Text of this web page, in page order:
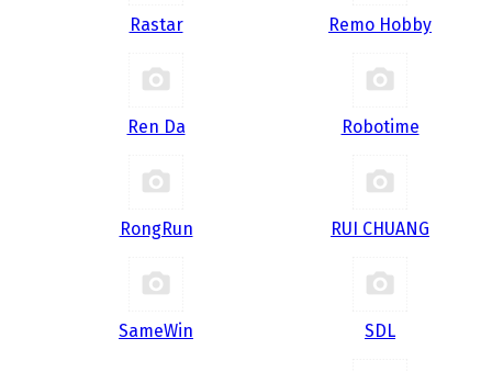
Rastar Remo Hobby
Ren Da Robotime
RongRun RUI CHUANG
SameWin SDL